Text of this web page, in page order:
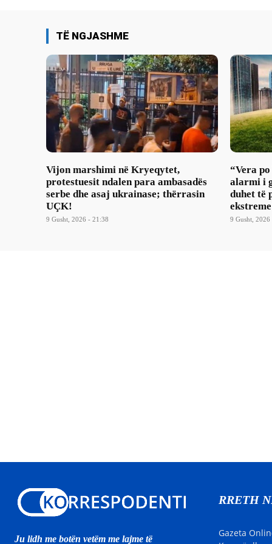
TË NGJASHME
Vijon marshimi në Kryeqytet,
protestuesit ndalen para ambasadës
serbe dhe asaj ukrainase; thërrasin
UÇK!
9 Gusht, 2026 - 21:38
“Vera
alarmi i
duhet të
9 Gusht, 2026
Ju lidh me botën vetëm me lajme të
RRETH
Gazeta